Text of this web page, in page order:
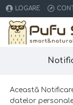
LOGARE
Această
datelor